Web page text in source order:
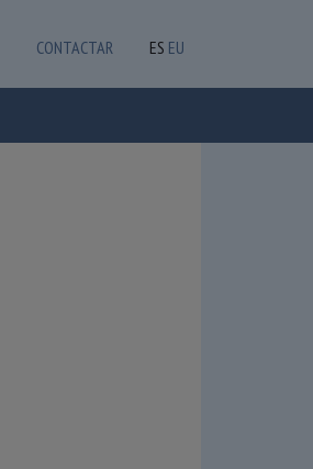
CONTACTAR ES EU